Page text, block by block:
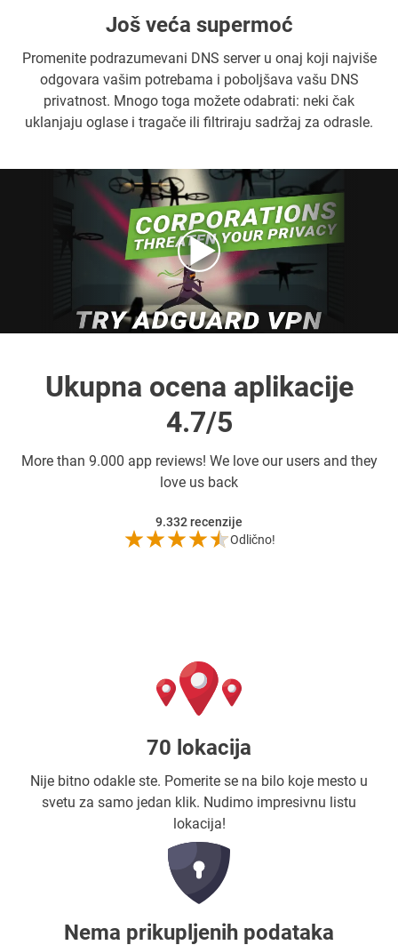
Još veća supermoć
Promenite podrazumevani DNS server u onaj koji najviše
odgovara vašim potrebama i poboljšava vašu DNS
privatnost. Mnogo toga možete odabrati: neki čak
uklanjaju oglase i tragače ili filtriraju sadržaj za odrasle.
Ukupna ocena aplikacije
4.7/5
More than 9.000 app reviews! We love our users and they
love us back
9.332recenzije
Odlično!
70 lokacija
Nije bitno odakle ste. Pomerite se na bilo koje mesto u
svetu za samo jedan klik. Nudimo impresivnu listu
lokacija!
Nema prikupljenih podataka